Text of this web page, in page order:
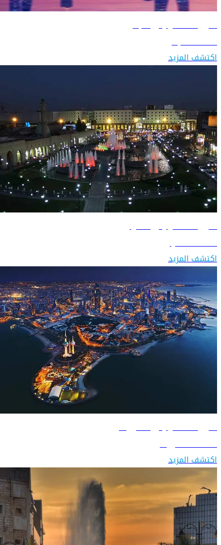
دليل السفر إلى البحرين
اكتشف البحرين
اكتشف المزيد
دليل السفر إلى العراق
اكتشف العراق
اكتشف المزيد
دليل السفر إلى الكويت
اكتشف الكويت
اكتشف المزيد